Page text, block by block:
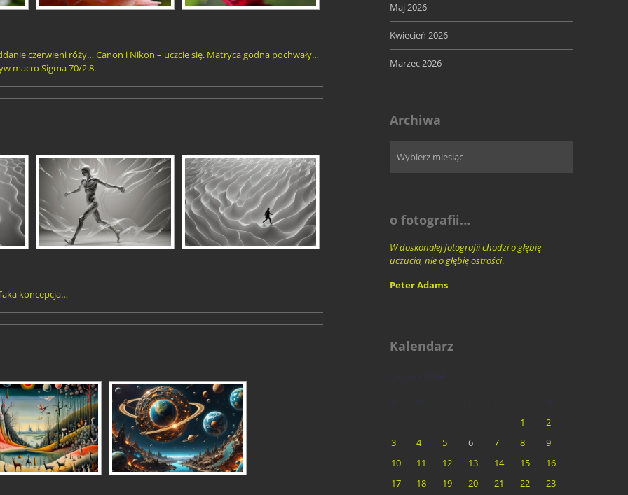
czerwieni róży… Canon i Nikon – uczcie się. Matryca godna pochwały…
macro Sigma 70/2.8.
koncepcja…
Maj 2026
Kwiecień 2026
Marzec 2026
Archiwa
o fotografii…
W doskonałej fotografii chodzi o głębię
uczucia, nie o głębię ostrości.
Peter Adams
Kalendarz
czerwiec 2024
P W Ś C P S
N
1
2
3
4 5 6 7 8
9
10
11 12 13 14 15
16
17
18 19 20 21 22
23